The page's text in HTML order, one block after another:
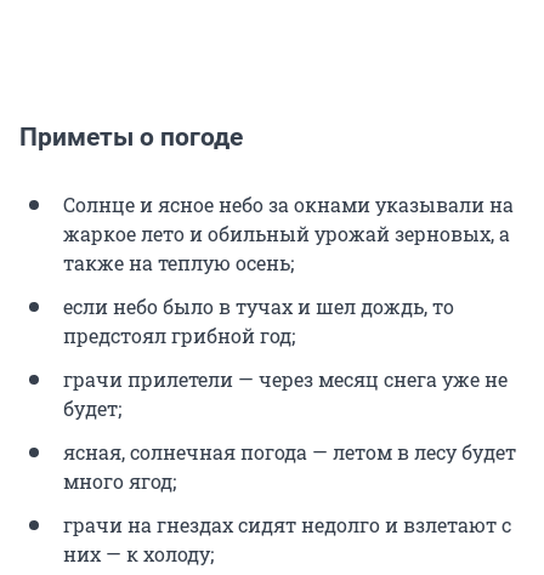
Приметы о погоде
Солнце и ясное небо за окнами указывали на
жаркое лето и обильный урожай зерновых, а
также на теплую осень;
если небо было в тучах и шел дождь, то
предстоял грибной год;
грачи прилетели — через месяц снега уже не
будет;
ясная, солнечная погода — летом в лесу будет
много ягод;
грачи на гнездах сидят недолго и взлетают с
них — к холоду;